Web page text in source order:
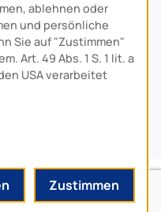
-MEDIA
ablehnen oder
und persönliche
Sie auf "Zustimmen"
Art. 49 Abs. 1 S. 1 lit. a
USA verarbeitet
Zustimmen